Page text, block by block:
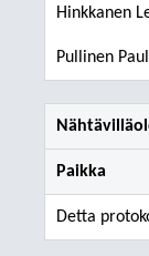
Hinkkanen
Pullinen
Paikka
Detta